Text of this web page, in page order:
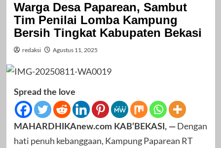
Warga Desa Paparean, Sambut
Tim Penilai Lomba Kampung
Bersih Tingkat Kabupaten Bekasi
redaksi Agustus 11, 2025
Spread the love
MAHARDHIKAnew.com KAB’BEKASI, —Dengan
hati penuh kebanggaan, Kampung Paparean RT